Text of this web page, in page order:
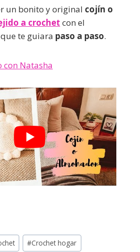
un bonito y original cojín o
a crochet con el
que te guiara paso a paso.
con Natasha
#Crochet hogar